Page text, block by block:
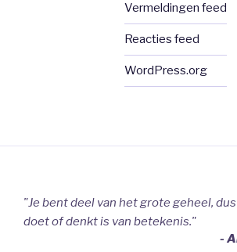
Vermeldingen feed
Reacties feed
WordPress.org
"Je bent deel van het grote geheel,
doet of denkt is van betekenis."
-